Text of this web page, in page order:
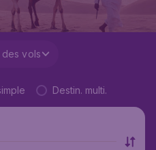
vols
Destin. multi.